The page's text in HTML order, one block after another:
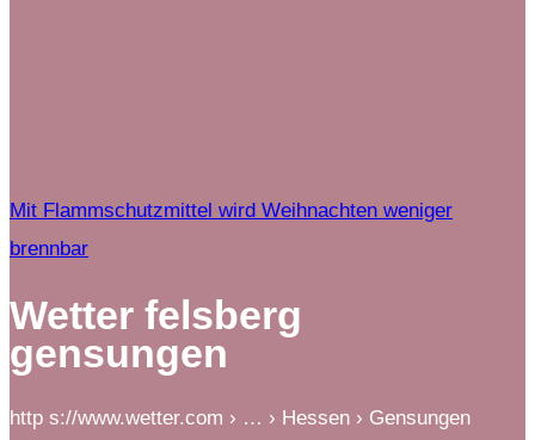
Mit Flammschutzmittel wird Weihnachten weniger
brennbar
Wetter felsberg
gensungen
http s://www.wetter.com › … › Hessen › Gensungen